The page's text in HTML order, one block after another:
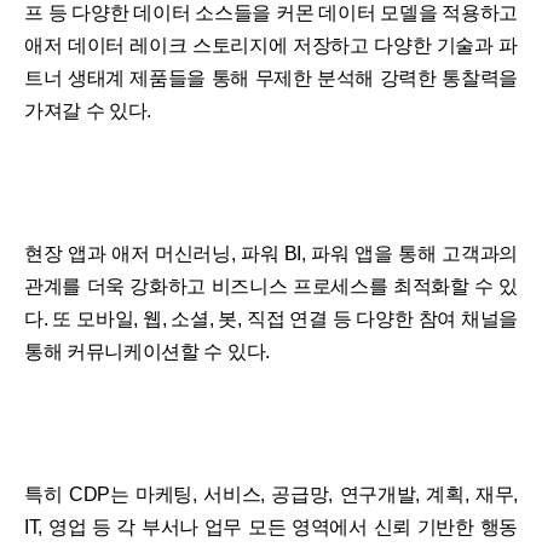
프 등 다양한 데이터 소스들을 커몬 데이터 모델을 적용하고
애저 데이터 레이크 스토리지에 저장하고 다양한 기술과 파
트너 생태계 제품들을 통해 무제한 분석해 강력한 통찰력을
가져갈 수 있다.
현장 앱과 애저 머신러닝, 파워 BI, 파워 앱을 통해 고객과의
관계를 더욱 강화하고 비즈니스 프로세스를 최적화할 수 있
다. 또 모바일, 웹, 소셜, 봇, 직접 연결 등 다양한 참여 채널을
통해 커뮤니케이션할 수 있다.
특히 CDP는 마케팅, 서비스, 공급망, 연구개발, 계획, 재무,
IT, 영업 등 각 부서나 업무 모든 영역에서 신뢰 기반한 행동